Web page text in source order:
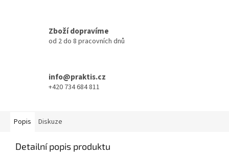
Zboží dopravíme
od 2 do 8 pracovních dnů
info@praktis.cz
+420 734 684 811
Popis Diskuze
Detailní popis produktu